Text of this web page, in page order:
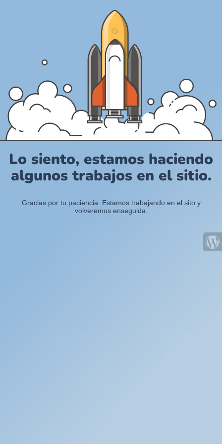
Lo siento, estamos haciendo
algunos trabajos en el sitio.
Gracias por tu paciencia. Estamos trabajando en el sito y
volveremos enseguida.